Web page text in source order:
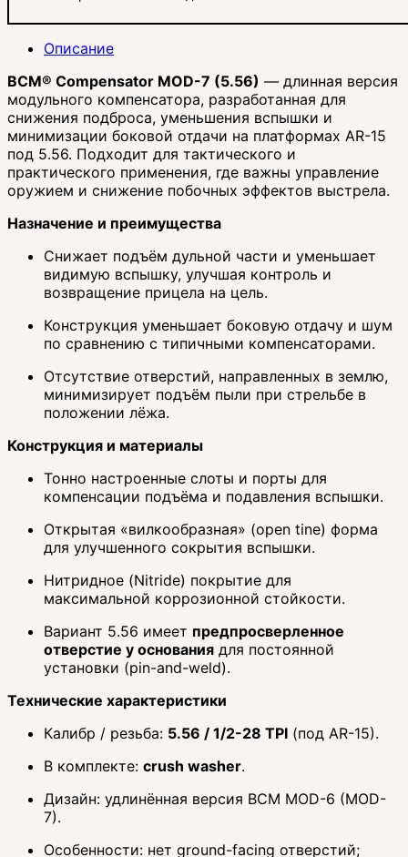
Описание
BCM® Compensator MOD-7 (5.56) — длинная версия
модульного компенсатора, разработанная для
снижения подброса, уменьшения вспышки и
минимизации боковой отдачи на платформах AR-15
под 5.56. Подходит для тактического и
практического применения, где важны управление
оружием и снижение побочных эффектов выстрела.
Назначение и преимущества
Снижает подъём дульной части и уменьшает
видимую вспышку, улучшая контроль и
возвращение прицела на цель.
Конструкция уменьшает боковую отдачу и шум
по сравнению с типичными компенсаторами.
Отсутствие отверстий, направленных в землю,
минимизирует подъём пыли при стрельбе в
положении лёжа.
Конструкция и материалы
Тонно настроенные слоты и порты для
компенсации подъёма и подавления вспышки.
Открытая «вилкообразная» (open tine) форма
для улучшенного сокрытия вспышки.
Нитридное (Nitride) покрытие для
максимальной коррозионной стойкости.
Вариант 5.56 имеет предпросверленное
отверстие у основания для постоянной
установки (pin-and-weld).
Технические характеристики
Калибр / резьба: 5.56 / 1/2-28 TPI (под AR-15).
В комплекте: crush washer.
Дизайн: удлинённая версия BCM MOD-6 (MOD-
7).
Особенности: нет ground-facing отверстий;